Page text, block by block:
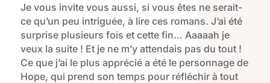
Je vous invite vous aussi, si vous êtes ne serait-
ce qu’un peu intriguée, à lire ces romans. J’ai été
surprise plusieurs fois et cette fin… Aaaaah je
veux la suite ! Et je ne m’y attendais pas du tout !
Ce que j’ai le plus apprécié a été le personnage de
Hope, qui prend son temps pour réfléchir à tout